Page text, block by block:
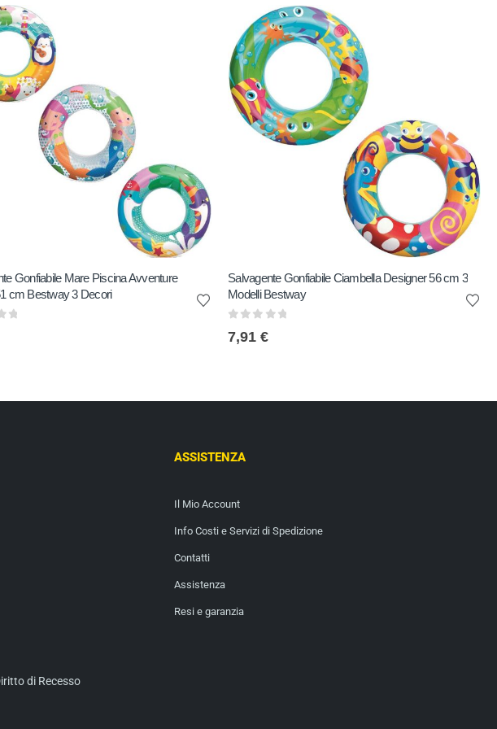
Gonfiabile Mare Piscina Avventure
cm Bestway 3 Decori
Salvagente Gonfiabile Ciambella Designer 56 cm 3
Modelli Bestway
7,91 €
ASSISTENZA
Il Mio Account
Info Costi e Servizi di Spedizione
Contatti
Assistenza
Resi e garanzia
di Recesso